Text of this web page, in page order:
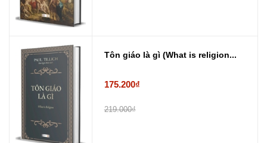
Tôn giáo là gì (What is religion...
175.200₫
219.000₫